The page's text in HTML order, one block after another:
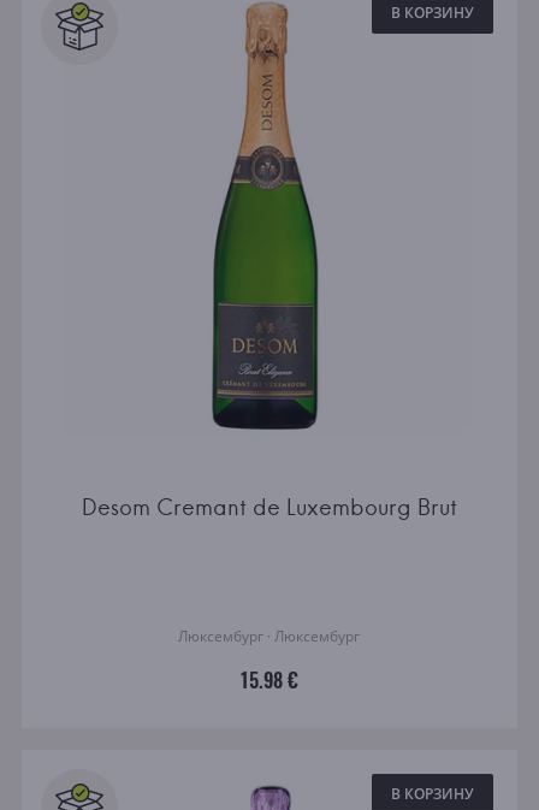
В КОРЗИНУ
Desom Cremant de Luxembourg Brut
Люксембург · Люксембург
15.98 €
В КОРЗИНУ